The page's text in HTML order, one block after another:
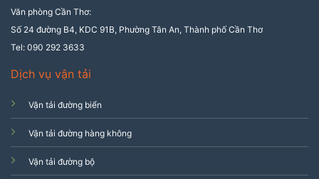
Văn phòng Cần Thơ:
Số 24 đường B4, KDC 91B, Phường Tân An, Thành phố Cần Thơ
Tel: 090 292 3633
Dịch vụ vận tải
Vận tải đường biển
Vận tải đường hàng không
Vận tải đường bộ